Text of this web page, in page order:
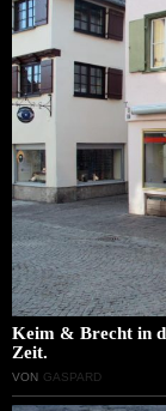
Keim & Brecht in
Zeit.
VON GASPARD